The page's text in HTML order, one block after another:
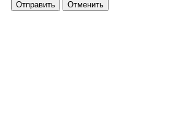
Отправить Отменить